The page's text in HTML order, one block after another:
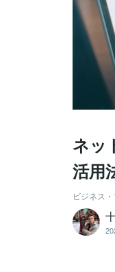
ネッ
活用
ビジネス